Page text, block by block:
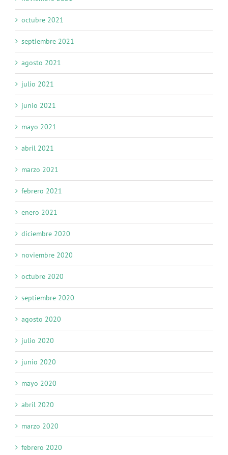
octubre 2021
septiembre 2021
agosto 2021
julio 2021
junio 2021
mayo 2021
abril 2021
marzo 2021
febrero 2021
enero 2021
diciembre 2020
noviembre 2020
octubre 2020
septiembre 2020
agosto 2020
julio 2020
junio 2020
mayo 2020
abril 2020
marzo 2020
febrero 2020